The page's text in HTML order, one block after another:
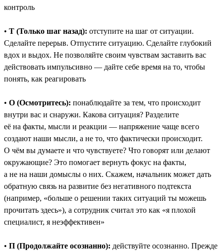
контроль
• Т (Только шаг назад): отступите на шаг от ситуации.
Сделайте перерыв. Отпустите ситуацию. Сделайте глубокий
вдох и выдох. Не позволяйте своим чувствам заставить вас
действовать импульсивно — дайте себе время на то, чтобы
понять, как реагировать
• О (Осмотритесь): понаблюдайте за тем, что происходит
внутри вас и снаружи. Какова ситуация? Разделите
её на факты, мысли и реакции — напряжение чаще всего
создают наши мысли, а не то, что фактически происходит.
О чём вы думаете и что чувствуете? Что говорят или делают
окружающие? Это помогает вернуть фокус на факты,
а не на наши домыслы о них. Скажем, начальник может дать
обратную связь на развитие без негативного подтекста
(например, «больше о решении таких ситуаций ты можешь
прочитать здесь»), а сотрудник считал это как «я плохой
специалист, я неэффективен»
• П (Продолжайте осознанно): действуйте осознанно. Прежде